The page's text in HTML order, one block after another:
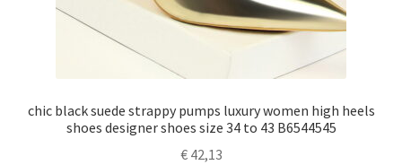
chic black suede strappy pumps luxury women high heels
shoes designer shoes size 34 to 43 B6544545
€42,13